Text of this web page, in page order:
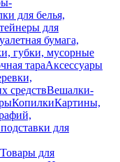
для белья,
для
бумага,
губки, мусорные
тараАксессуары
средствВешалки-
КопилкиКартины,
для
Товары для